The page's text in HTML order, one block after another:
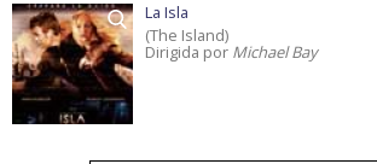
La Isla
(The Island)
Dirigida por Michael Bay